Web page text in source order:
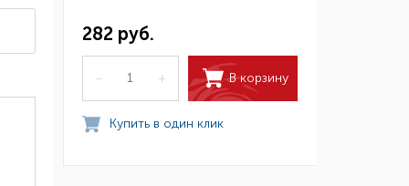
282 руб.
– + В корзину
Купить в один клик